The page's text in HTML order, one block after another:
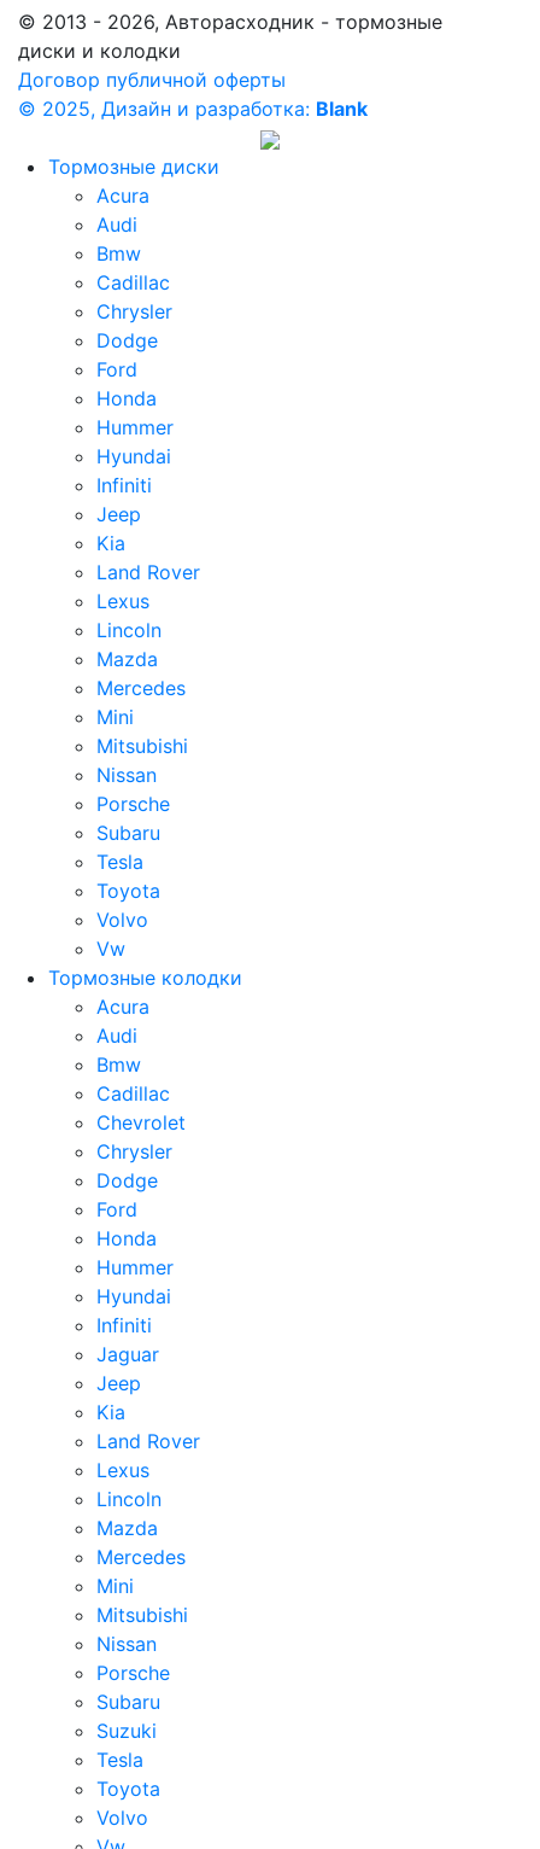
© 2013 - 2026, Авторасходник - тормозные
диски и колодки
Договор публичной оферты
© 2025, Дизайн и разработка: Blank
Тормозные диски
Acura
Audi
Bmw
Cadillac
Chrysler
Dodge
Ford
Honda
Hummer
Hyundai
Infiniti
Jeep
Kia
Land Rover
Lexus
Lincoln
Mazda
Mercedes
Mini
Mitsubishi
Nissan
Porsche
Subaru
Tesla
Toyota
Volvo
Vw
Тормозные колодки
Acura
Audi
Bmw
Cadillac
Chevrolet
Chrysler
Dodge
Ford
Honda
Hummer
Hyundai
Infiniti
Jaguar
Jeep
Kia
Land Rover
Lexus
Lincoln
Mazda
Mercedes
Mini
Mitsubishi
Nissan
Porsche
Subaru
Suzuki
Tesla
Toyota
Volvo